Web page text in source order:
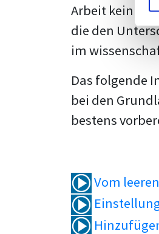
Arbeit kein
die den
im
Das folgende
bei den
bestens
Vom